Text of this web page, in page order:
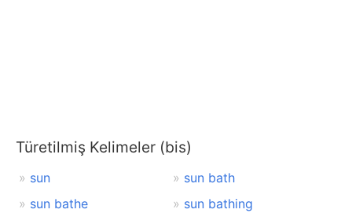
Türetilmiş Kelimeler (bis)
sun
sun bath
sun bathe
sun bathing